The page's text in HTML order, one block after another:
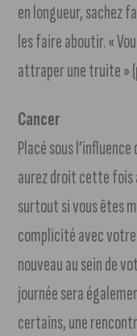
en longueur, sachez
les faire aboutir. «
attraper une truite »
Cancer
Placé sous
aurez droit cette fois
surtout si vous êtes
complicité avec
nouveau au sein de
journée sera
certains, une